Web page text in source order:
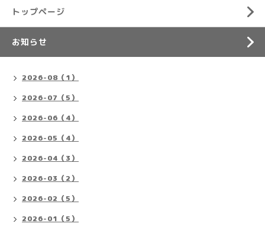
トップページ
お知らせ
2026-08（1）
2026-07（5）
2026-06（4）
2026-05（4）
2026-04（3）
2026-03（2）
2026-02（5）
2026-01（5）